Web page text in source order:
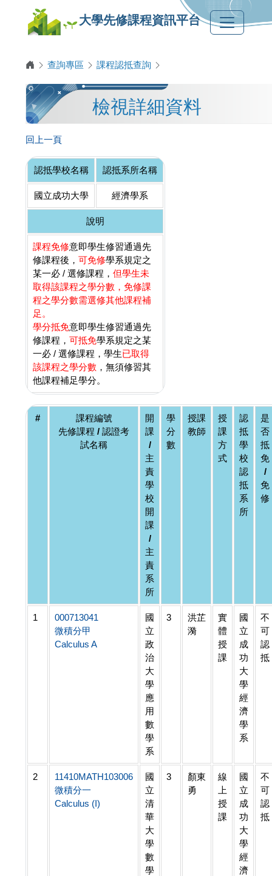
大學先修課程資訊平台
查詢專區 課程認抵查詢
檢視詳細資料
回上一頁
認抵學校名稱 認抵系所名稱
國立成功大學 經濟學系
說明
課程免修意即學生修習通過先
修課程後， 可免修學系規定之
某一必 / 選修課程， 但學生未
取得該課程之學分數，免修課
程之學分數需選修其他課程補
足。
學分抵免意即學生修習通過先
修課程， 可抵免學系規定之某
一必 / 選修課程，學生已取得
該課程之學分數 ，無須修習其
他課程補足學分。
#
課程編號
先修課程 / 認證考
試名稱
開
課
/
主
責
學
校
開
課
/
主
責
系
所
學
分
數
授課
教師
授
課
方
式
認
抵
學
校
認
抵
系
所
是
否
抵
免
/
免
修
1
000713041
微積分甲
Calculus A
國
立
政
治
大
學
應
用
數
學
系
3
洪芷
漪
實
體
授
課
國
立
成
功
大
學
經
濟
學
系
不
可
認
抵
2
11410MATH103006
微積分一
Calculus (I)
國
立
清
華
大
學
數
學
3
顏東
勇
線
上
授
課
國
立
成
功
大
學
經
濟
不
可
認
抵